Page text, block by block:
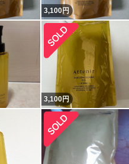
3,100円
3,100円